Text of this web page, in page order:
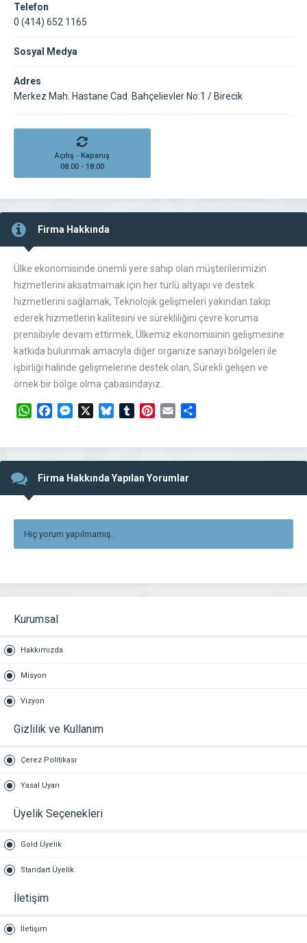
Telefon
0 (414) 652 1165
Sosyal Medya
Adres
Merkez Mah. Hastane Cad. Bahçelievler No:1 / Birecik
Açılış - Kapanış
08:00 - 18:00
Firma Hakkında
Ülke ekonomisinde önemli yere sahip olan müşterilerimizin
hizmetlerini aksatmamak için her türlü altyapı ve destek
hizmetlerini sağlamak, Teknolojik gelişmeleri yakından takip
ederek hizmetlerin kalitesini ve sürekliliğini çevre koruma
prensibiyle devam ettirmek, Ülkemiz ekonomisinin gelişmesine
katkıda bulunmak amacıyla diğer organize sanayi bölgeleri ile
işbirliği halinde gelişmelerine destek olan, Sürekli gelişen ve
örnek bir bölge olma çabasındayız..
WhatsAppFacebookMessengerBlueskyTumblrPinterest
Email
Firma Hakkında Yapılan Yorumlar
Hiç yorum yapılmamış.
Kurumsal
Hakkımızda
Misyon
Vizyon
Gizlilik ve Kullanım
Çerez Politikası
Yasal Uyarı
Üyelik Seçenekleri
Gold Üyelik
Standart Üyelik
İletişim
İletişim